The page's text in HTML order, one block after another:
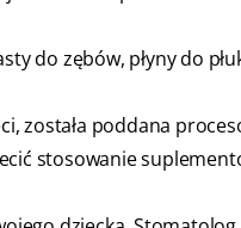
do zębów, płyny do
została poddana
stosowanie